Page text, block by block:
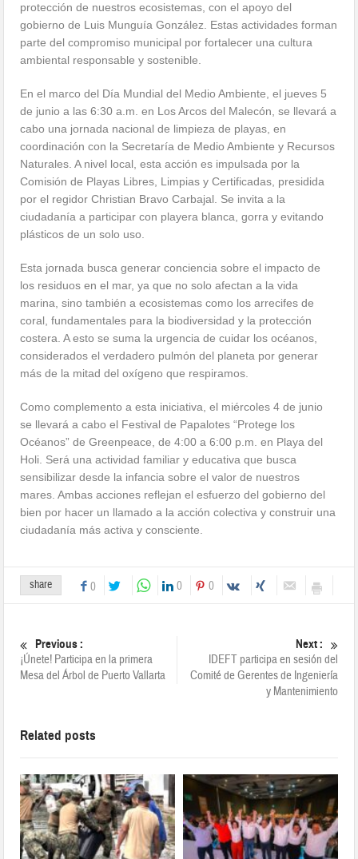
protección de nuestros ecosistemas, con el apoyo del
gobierno de Luis Munguía González. Estas actividades forman
parte del compromiso municipal por fortalecer una cultura
ambiental responsable y sostenible.
En el marco del Día Mundial del Medio Ambiente, el jueves 5
de junio a las 6:30 a.m. en Los Arcos del Malecón, se llevará a
cabo una jornada nacional de limpieza de playas, en
coordinación con la Secretaría de Medio Ambiente y Recursos
Naturales. A nivel local, esta acción es impulsada por la
Comisión de Playas Libres, Limpias y Certificadas, presidida
por el regidor Christian Bravo Carbajal. Se invita a la
ciudadanía a participar con playera blanca, gorra y evitando
plásticos de un solo uso.
Esta jornada busca generar conciencia sobre el impacto de
los residuos en el mar, ya que no solo afectan a la vida
marina, sino también a ecosistemas como los arrecifes de
coral, fundamentales para la biodiversidad y la protección
costera. A esto se suma la urgencia de cuidar los océanos,
considerados el verdadero pulmón del planeta por generar
más de la mitad del oxígeno que respiramos.
Como complemento a esta iniciativa, el miércoles 4 de junio
se llevará a cabo el Festival de Papalotes “Protege los
Océanos” de Greenpeace, de 4:00 a 6:00 p.m. en Playa del
Holi. Será una actividad familiar y educativa que busca
sensibilizar desde la infancia sobre el valor de nuestros
mares. Ambas acciones reflejan el esfuerzo del gobierno del
bien por hacer un llamado a la acción colectiva y construir una
ciudadanía más activa y consciente.
share 0 0 0
Previous :
¡Únete! Participa en la primera
Mesa del Árbol de Puerto Vallarta
Next :
IDEFT participa en sesión del
Comité de Gerentes de Ingeniería
y Mantenimiento
Related posts